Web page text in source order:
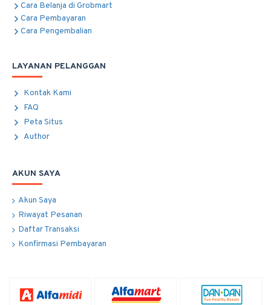
Cara Belanja di Grobmart
Cara Pembayaran
Cara Pengembalian
LAYANAN PELANGGAN
Kontak Kami
FAQ
Peta Situs
Author
AKUN SAYA
Akun Saya
Riwayat Pesanan
Daftar Transaksi
Konfirmasi Pembayaran